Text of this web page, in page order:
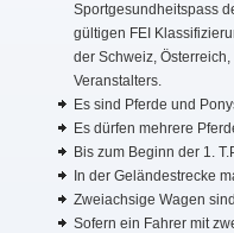
Sportgesundheitspass
gültigen FEI
der Schweiz,
Veranstalters.
Es sind Pferde und
Es dürfen mehrere
Bis zum Beginn der 1.
In der Geländestrecke
Zweiachsige Wagen
Sofern ein Fahrer mit